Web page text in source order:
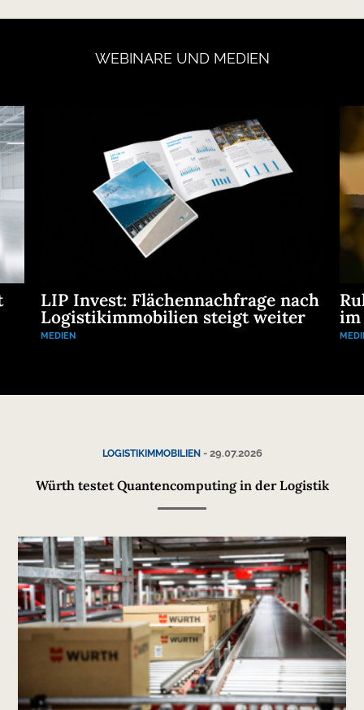
WEBINAREUND MEDIEN
LIP Invest: Flächennachfrage nach
Logistikimmobilien steigt weiter
MEDIEN
im
LOGISTIKIMMOBILIEN- 29.07.2026
Würth testet Quantencomputing in der Logistik